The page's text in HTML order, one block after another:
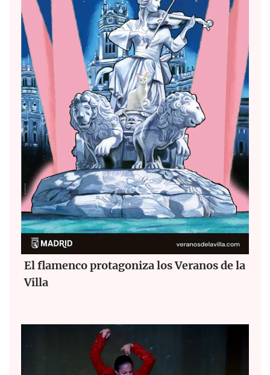
El flamenco protagoniza los Veranos de la
Villa